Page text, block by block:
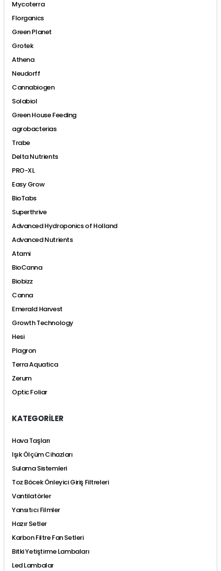
Mycoterra
Florganics
Green Planet
Grotek
Athena
Neudorff
Cannabiogen
Solabiol
Green House Feeding
agrobacterias
Trabe
Delta Nutrients
PRO-XL
Easy Grow
BioTabs
Superthrive
Advanced Hydroponics of Holland
Advanced Nutrients
Atami
BioCanna
Biobizz
Canna
Emerald Harvest
Growth Technology
Hesi
Plagron
Terra Aquatica
Zerum
Optic Foliar
KATEGORİLER
Hava Taşları
Işık Ölçüm Cihazları
Sulama Sistemleri
Toz Böcek Önleyici Giriş Filtreleri
Vantilatörler
Yansıtıcı Filmler
Hazır Setler
Karbon Filtre Fan Setleri
Bitki Yetiştirme Lambaları
Led Lambalar